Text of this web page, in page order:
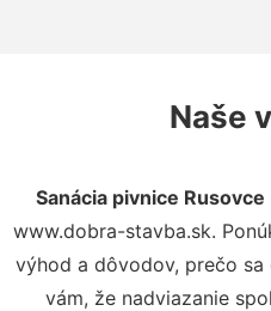
Naše
Sanácia pivnice Rusovce
www.dobra-stavba.sk.
výhod a dôvodov, prečo sa
vám, že nadviazanie